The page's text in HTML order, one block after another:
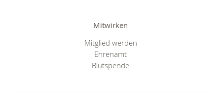
Mitwirken
Mitglied werden
Ehrenamt
Blutspende